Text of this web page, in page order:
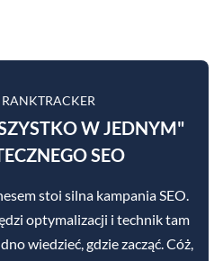
W JEDNYM"
SEO
stoi silna kampania SEO.
optymalizacji i technik tam
wiedzieć, gdzie zacząć. Cóż,